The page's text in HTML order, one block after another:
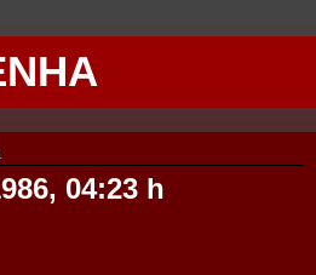
04:23 h